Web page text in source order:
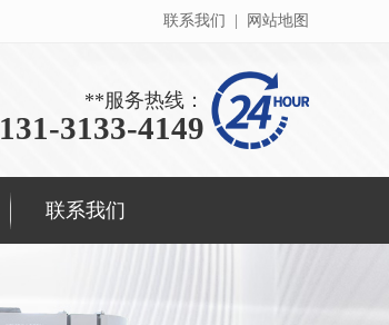
联系我们 网站地图
**服务热线：
131-3133-4149
联系我们